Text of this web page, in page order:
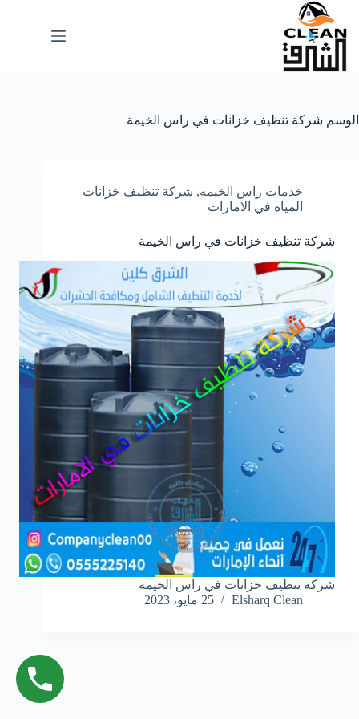
التجاوز
المحتوى
الوسم شركة تنظيف خزانات في راس الخيمة
خدمات راس الخيمه, شركة تنظيف خزانات
المياه في الامارات
شركة تنظيف خزانات في راس الخيمة
شركة تنظيف خزانات في راس الخيمة
Elsharq Clean
25 مايو، 2023